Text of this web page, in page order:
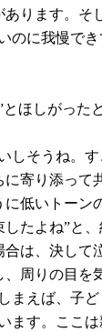
ります。そ
のに我慢で
ほしがった
しそうね。
に寄り添って
に低いトーン
たよね”と、
合は、決して
周りの目を
まえば、子
ます。ここ